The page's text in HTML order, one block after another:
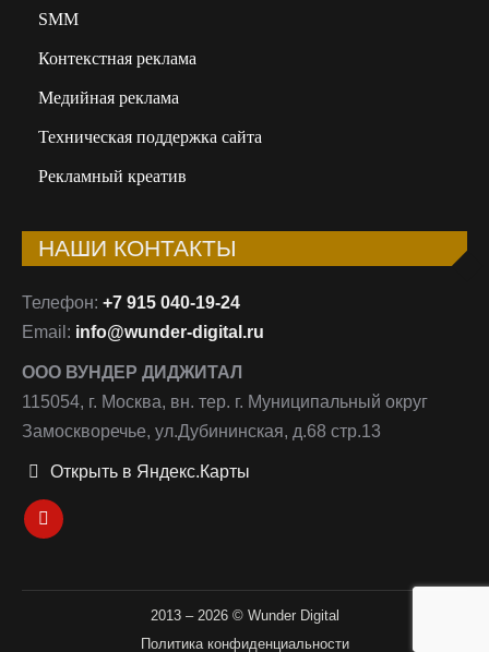
SMM
Контекстная реклама
Медийная реклама
Техническая поддержка сайта
Рекламный креатив
НАШИ КОНТАКТЫ
Телефон: +7 915 040-19-24
Email: info@wunder-digital.ru
ООО ВУНДЕР ДИДЖИТАЛ
115054, г. Москва, вн. тер. г. Муниципальный округ
Замоскворечье, ул.Дубининская, д.68 стр.13
Открыть в Яндекс.Карты
Ищите нас:
Страница
2013 – 2026 © Wunder Digital
Политика конфиденциальности